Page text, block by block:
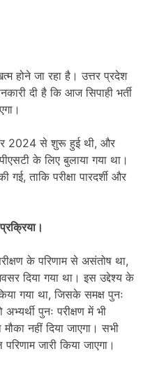
होने जा रहा है। उत्तर प्रदेश
दी है कि आज सिपाही भर्ती
2024 से शुरू हुई थी, और
के लिए बुलाया गया था।
ताकि परीक्षा पारदर्शी और
के परिणाम से असंतोष था,
दिया गया था। इस उद्देश्य के
गया था, जिसके समक्ष पुनः
पुनः परीक्षण में भी
नहीं दिया जाएगा। सभी
जारी किया जाएगा।